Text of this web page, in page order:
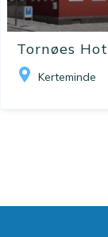
Tornøes
Kerteminde